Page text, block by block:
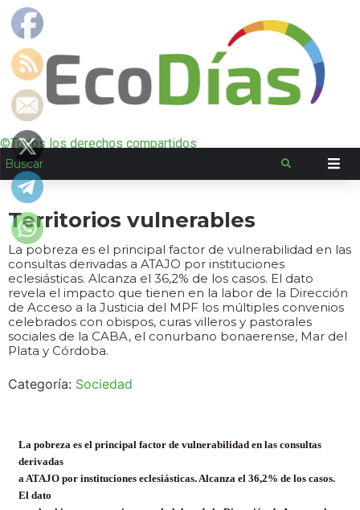
©Todos los derechos compartidos
Territorios vulnerables
La pobreza es el principal factor de vulnerabilidad en las
consultas derivadas a ATAJO por instituciones
eclesiásticas. Alcanza el 36,2% de los casos. El dato
revela el impacto que tienen en la labor de la Dirección
de Acceso a la Justicia del MPF los múltiples convenios
celebrados con obispos, curas villeros y pastorales
sociales de la CABA, el conurbano bonaerense, Mar del
Plata y Córdoba.
Categoría: Sociedad
La pobreza es el principal factor de vulnerabilidad en las consultas
derivadas
a ATAJO por instituciones eclesiásticas. Alcanza el 36,2% de los casos.
El dato